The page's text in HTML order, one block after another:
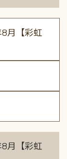
8月【彩虹
8月【彩虹